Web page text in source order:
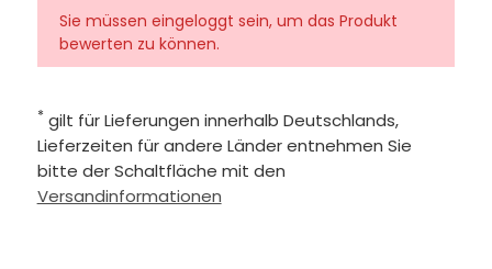
Sie müssen eingeloggt sein, um das Produkt
bewerten zu können.
* gilt für Lieferungen innerhalb Deutschlands,
Lieferzeiten für andere Länder entnehmen Sie
bitte der Schaltfläche mit den
Versandinformationen